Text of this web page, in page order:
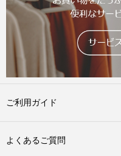
ご利用ガイド
よくあるご質問